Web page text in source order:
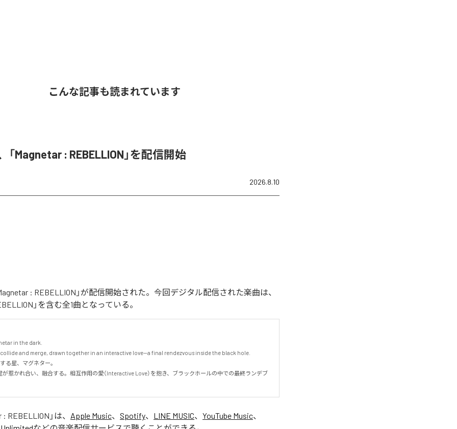
こんな記事も読まれています
「Magnetar : REBELLION」を配信開始
2026.8.10
: REBELLION」が配信開始された。今回デジタル配信された楽曲は、
」を含む全1曲となっている。
in the dark.
and merge, drawn together in an interactive love—a final rendezvous inside the black hole.
る星、マグネター。
が惹かれ合い、融合する。相互作用の愛（Interactive Love）を抱き、ブラックホールの中での最終ランデブ
: REBELLION 」は、 Apple Music、 Spotify、 LINE MUSIC、 YouTube Music、